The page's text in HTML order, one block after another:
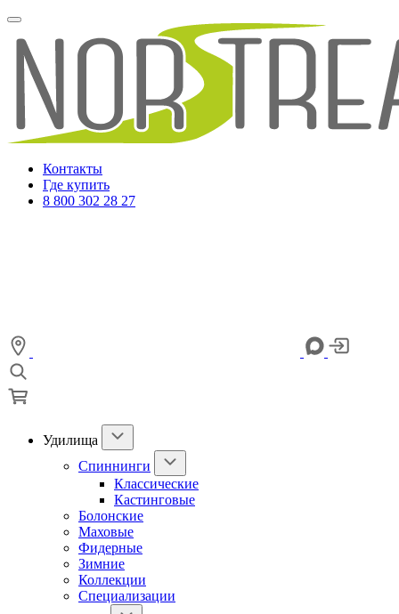
Контакты
Где купить
8 800 302 28 27
Удилища
Спиннинги
Классические
Кастинговые
Болонские
Маховые
Фидерные
Зимние
Коллекции
Специализации